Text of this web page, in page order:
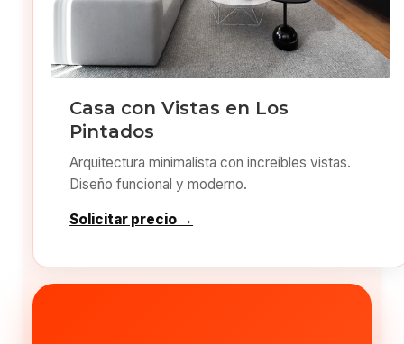
Casa con Vistas en Los
Pintados
Arquitectura minimalista con increíbles vistas.
Diseño funcional y moderno.
Solicitar precio →